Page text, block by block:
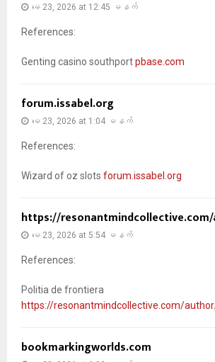
မေ 23, 2026 at 12:45 မနက်
References:
Genting casino southportpbase.com
forum.issabel.org
မေ 23, 2026 at 1:04 မနက်
References:
Wizard of oz slots forum.issabel.org
https://
မေ 23, 2026 at 5:54 မနက်
References:
Politia de frontiera
https://resonantmindcollective.com/
bookmarkingworlds.com